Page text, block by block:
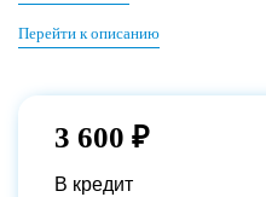
Перейти к описанию
3 600 ₽
В кредит